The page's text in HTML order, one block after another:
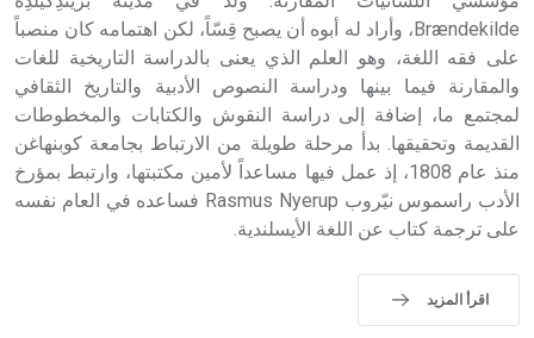
الملوك الذين حكموا مدينة إديسا (الرها) من أبجر الأول وحتى
التاسع، وهم ينتسبون إلى أسرة أوسروين
- هل تعلم أن الأبجدية الكنعانية تتألف من /22/ علامة كتابية
sign تكتب منفصلة غير متصلة، وتعتمد المبدأ الأكوروفوني،
حيث تقتصر القيمة الصوتية للعلامة الك
Brændekilde، وأراد له أبوه أن يصبح قِسّاً، لكن اهتمامه كان منصباً
على فقه اللغة، وهو العلم الذي يعنى بالدراسة التاريخية للغات
والمقارنة فيما بينها ودراسة النصوص الأدبية والتاريخ الثقافي
لمجتمع ما، إضافة إلى دراسة النقوش والكتابات والمخطوطات
القديمة وتحقيقها. بدأ مرحلة طويلة من الارتباط بجامعة كوبنهاغن
منذ عام 1808، إذ عمل فيها مساعداً لأمين مكتبتها، وارتبط بمؤرخ
الأدب راسموس نيّروب Rasmus Nyerup فساعده في العام نفسه
على ترجمة كتاب عن اللغة الأيسلندية.
اقرأ المزيد